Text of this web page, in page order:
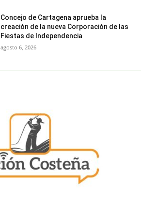
Concejo de Cartagena aprueba la
creación de la nueva Corporación de las
Fiestas de Independencia
agosto 6, 2026